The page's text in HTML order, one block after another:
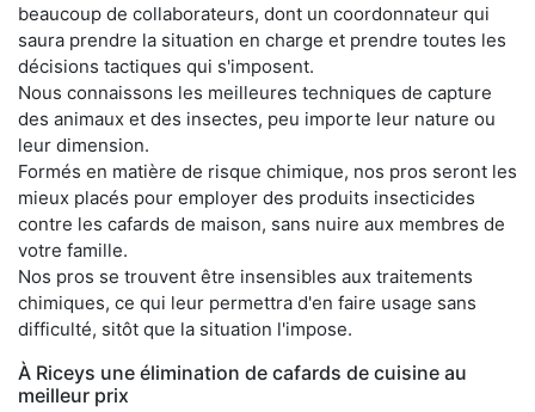
beaucoup de collaborateurs, dont un coordonnateur qui
saura prendre la situation en charge et prendre toutes les
décisions tactiques qui s'imposent.
Nous connaissons les meilleures techniques de capture
des animaux et des insectes, peu importe leur nature ou
leur dimension.
Formés en matière de risque chimique, nos pros seront les
mieux placés pour employer des produits insecticides
contre les cafards de maison, sans nuire aux membres de
votre famille.
Nos pros se trouvent être insensibles aux traitements
chimiques, ce qui leur permettra d'en faire usage sans
difficulté, sitôt que la situation l'impose.
À Riceys une élimination de cafards de cuisine au
meilleur prix